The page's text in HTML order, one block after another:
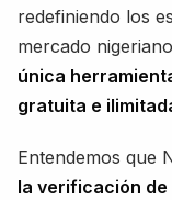
redefiniendo los
mercado
única
gratuita e
Entendemos que
la verificación de